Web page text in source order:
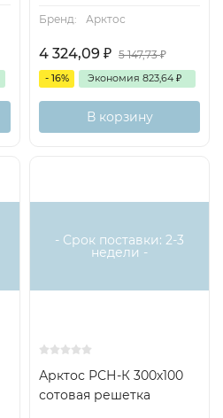
Бренд:
Арктос
4 324,09 ₽ 5 147,73₽
- 16% Экономия 823,64 ₽
В корзину
- Срок поставки: 2-3
недели -
Арктос РСН-К 300х100
сотовая решетка